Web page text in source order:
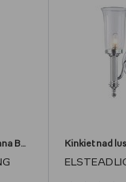
Kinkiet LAMPA ścienna BATH/BLAKE2 PB Elstead szklana OPRAWA klasyczna do łazienki IP44 polerowany mosiądz przezroczysty
ELSTEAD